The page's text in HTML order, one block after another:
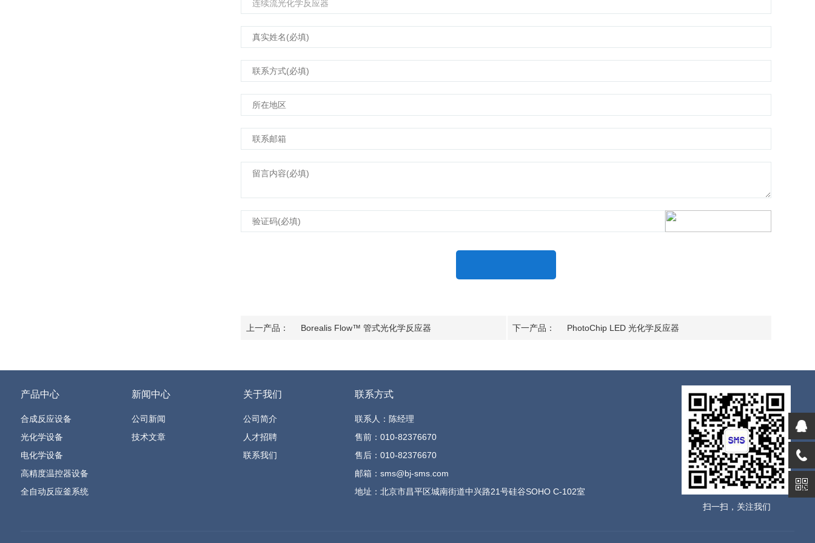
上一产品： Borealis Flow™ 管式光化学反应器 下一产品： PhotoChip LED 光化学反应器
产品中心
合成反应设备
光化学设备
电化学设备
高精度温控器设备
全自动反应釜系统
新闻中心
公司新闻
技术文章
关于我们
公司简介
人才招聘
联系我们
联系方式
联系人：陈经理
售前：010-82376670
售后：010-82376670
邮箱：sms@bj-sms.com
地址：北京市昌平区城南街道中兴路21号硅谷SOHO C-102室
扫一扫，关注我们